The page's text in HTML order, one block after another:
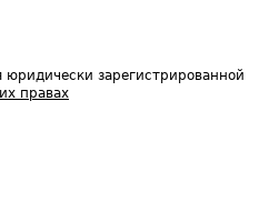
юридически зарегистрированной
правах